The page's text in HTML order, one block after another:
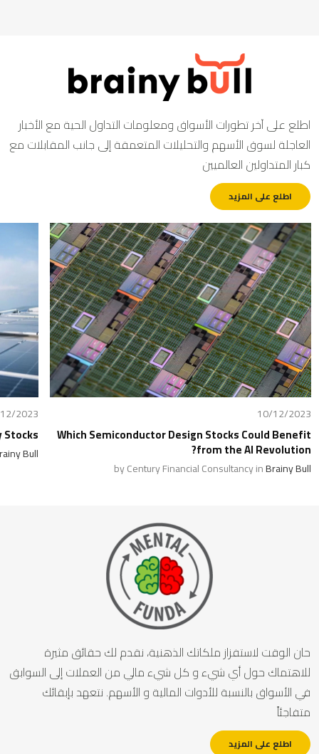
على آخر تطورات الأسواق ومعلومات التداول الحية مع الأخبار
لسوق الأسهم والتحليلات المتعمقة إلى جانب المقابلات مع
المتداولين العالميين
اطلع على المزيد
10/12/
Which Semiconductor Design Stocks Could
from the AI
by Century Financial Consultancy inBrainy
12/2023
Brainy Bull
الوقت لاستفزاز ملكاتك الذهنية، نقدم لك حقائق مثيرة
حول أي شيء و كل شيء مالي من العملات إلى السوابق
الأسواق بالنسبة للأدوات المالية و الأسهم. نتعهد بإبقائك
اطلع على المزيد